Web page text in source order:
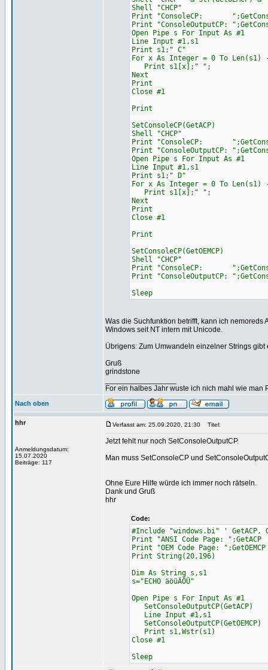
Shell "CHCP"
Print "ConsoleCP:
Print "ConsoleOutputCP:
Open Pipe s For Input As #1
Line Input #1,s1
Print s1;" C"
For x As Integer = 0 To Len(s1)
Print s1[x];" ";
Next
Print
Close #1
Print
SetConsoleCP(GetACP)
Shell "CHCP"
Print "ConsoleCP:
Print "ConsoleOutputCP:
Open Pipe s For Input As #1
Line Input #1,s1
Print s1;" D"
For x As Integer = 0 To Len(s1)
Print s1[x];" ";
Next
Print
Close #1
Print
SetConsoleCP(GetOEMCP)
Shell "CHCP"
Print "ConsoleCP:
Print "ConsoleOutputCP:
Sleep
Was die Suchfunktion betrifft, kann ich
Windows seit NT intern mit Unicode.
Übrigens: Zum Umwandeln einzelner Strings
Gruß
grindstone
For ein halbes Jahr wuste ich nich mahl wie man
Nach oben
hhr
Anmeldungsdatum:
15.07.2020
Beiträge: 117
Verfasst am: 25.09.2020, 21:30 Titel:
Jetzt fehlt nur noch SetConsoleOutputCP.
Man muss SetConsoleCP und
Ohne Eure Hilfe würde ich immer noch rätseln.
Dank und Gruß
hhr
Code:
#Include "windows.bi" ' GetACP,
Print "ANSI Code Page: ";GetACP
Print "OEM Code Page: ";GetOEMCP
Print String(20,196)
Dim As String s,s1
s="ECHO äöüÄÖÜ"
Open Pipe s For Input As #1
SetConsoleOutputCP(GetACP)
Line Input #1,s1
SetConsoleOutputCP(GetOEMCP)
Print s1,Wstr(s1)
Close #1
Sleep